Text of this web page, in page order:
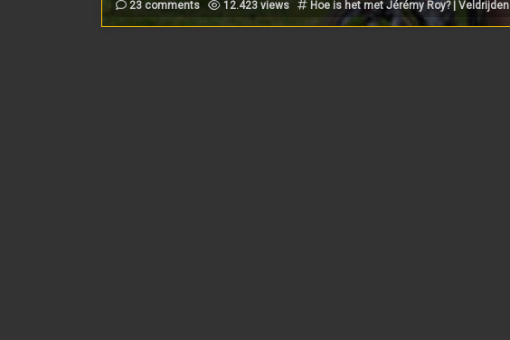
23 comments 12.423 views Hoe is het met Jérémy Roy? | Veldrijden